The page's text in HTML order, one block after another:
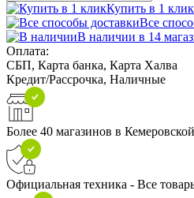
Купить в 1 клик
Все
В наличии в 14
Оплата:
СБП, Карта банка, Карта Халва
Кредит/Рассрочка, Наличные
Более 40 магазинов в
Официальная техника - Все